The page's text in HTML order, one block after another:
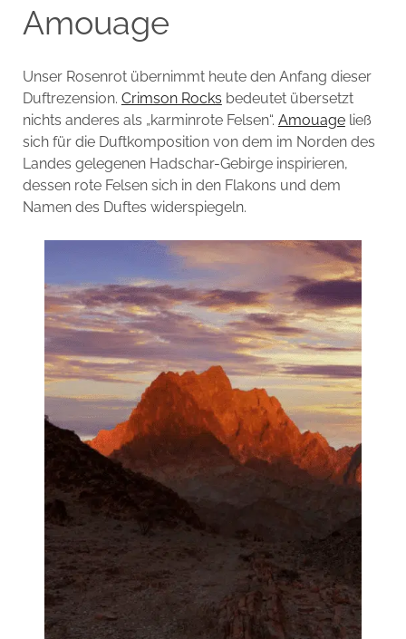
Amouage
Unser Rosenrot übernimmt heute den Anfang dieser
Duftrezension. Crimson Rocks bedeutet übersetzt
nichts anderes als „karminrote Felsen“. Amouageließ
sich für die Duftkomposition von dem im Norden des
Landes gelegenen Hadschar-Gebirge inspirieren,
dessen rote Felsen sich in den Flakons und dem
Namen des Duftes widerspiegeln.